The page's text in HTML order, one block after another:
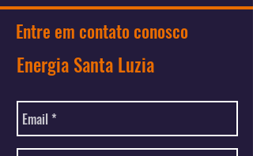
Entre em contato conosco
Energia Santa Luzia